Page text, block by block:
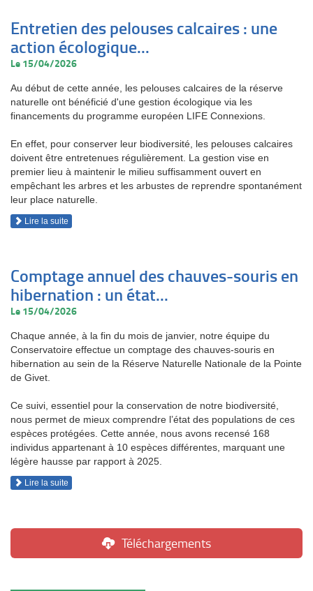
Entretien des pelouses calcaires : une
action écologique...
Le 15/04/2026
Au début de cette année, les pelouses calcaires de la réserve
naturelle ont bénéficié d'une gestion écologique via les
financements du programme européen LIFE Connexions.
En effet, pour conserver leur biodiversité, les pelouses calcaires
doivent être entretenues régulièrement. La gestion vise en
premier lieu à maintenir le milieu suffisamment ouvert en
empêchant les arbres et les arbustes de reprendre spontanément
leur place naturelle.
Lire la suite
Comptage annuel des chauves-souris en
hibernation : un état...
Le 15/04/2026
Chaque année, à la fin du mois de janvier, notre équipe du
Conservatoire effectue un comptage des chauves-souris en
hibernation au sein de la Réserve Naturelle Nationale de la Pointe
de Givet.
Ce suivi, essentiel pour la conservation de notre biodiversité,
nous permet de mieux comprendre l’état des populations de ces
espèces protégées. Cette année, nous avons recensé 168
individus appartenant à 10 espèces différentes, marquant une
légère hausse par rapport à 2025.
Lire la suite
Téléchargements